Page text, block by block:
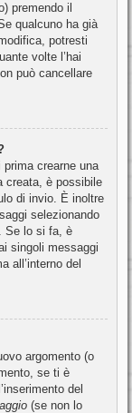
premendo il
qualcuno ha già
potresti
volte l’hai
può cancellare
crearne una
creata, è possibile
di invio. È inoltre
selezionando
Se lo si fa, è
singoli messaggi
all’interno del
argomento (o
se ti è
del
(se non lo